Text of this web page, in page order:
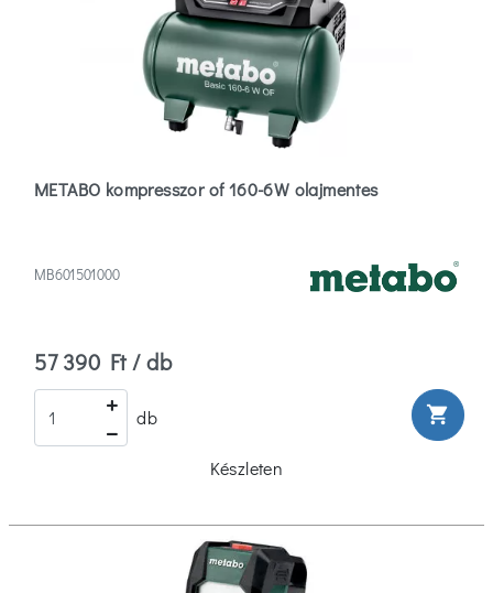
METABO kompresszor of 160-6W olajmentes
MB601501000
57 390 Ft / db
db shopping_cart
Készleten